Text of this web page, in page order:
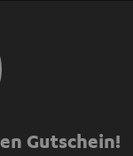
Gutschein!